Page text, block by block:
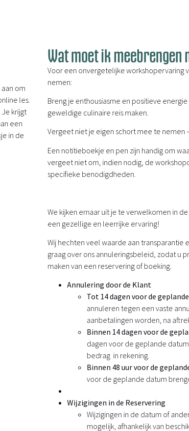
om
les.
krijgt
een
in de
Wat moet ik
Voor een onvergetelijke workshopervaring
nemen:
Breng je enthousiasme en positieve
geweldige culinaire reis maken.
Vergeet niet je eigen schort mee te nemen
Een notitieboekje en pen zijn handig om
vergeet niet om, indien nodig, de
specifieke benodigdheden.
We kijken ernaar uit je te verwelkomen in
een gezellige en leerrijke ervaring!
Wij hechten veel waarde aan transparantie
graag over ons annuleringsbeleid, zodat u
maken van een reservering of boeking.
Annulering door de Klant
Tot 14 dagen voor de
annuleren tegen een vaste
aanbetalingen worden, na
Binnen 14 dagen voor de
dagen voor de geplande
bedrag in rekening.
Binnen 48 uur voor de
voor de geplande datum
Wijzigingen in de Reservering
Wijzigingen in de datum of
mogelijk, afhankelijk van